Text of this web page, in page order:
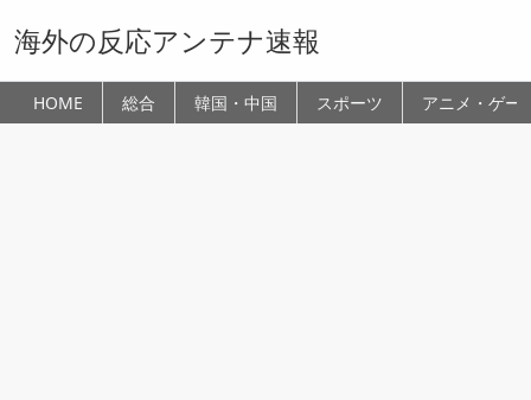
海外の反応アンテナ速報
HOME 総合 韓国・中国 スポーツ アニメ・ゲー